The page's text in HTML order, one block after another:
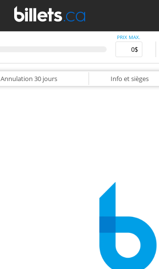
PRIX MAX.
Annulation 30 jours Info et sièges